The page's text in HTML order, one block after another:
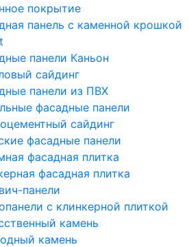
покрытие
панель с каменной крошкой
панели Каньон
сайдинг
панели из ПВХ
фасадные панели
сайдинг
фасадные панели
фасадная плитка
фасадная плитка
панели
с клинкерной плиткой
камень
камень